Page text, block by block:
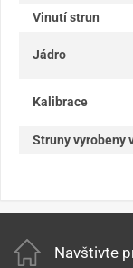
Vinutí strun
Jádro
Kalibrace
Struny vyrobeny
Navštivte